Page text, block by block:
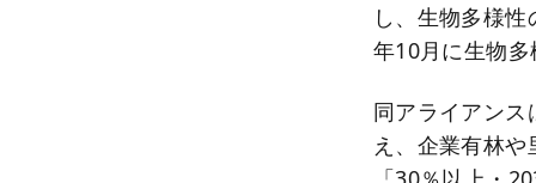
し、生物多様
年10月に生物
同アライアン
え、企業有林